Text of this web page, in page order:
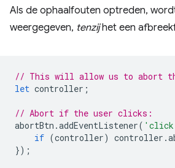
Als de ophaalfouten optreden,
weergegeven, tenzijhet een
// This will allow us to abort
let controller ;
// Abort if the user clicks:
abortBtn .addEventListener(
if (controller) controller .
});